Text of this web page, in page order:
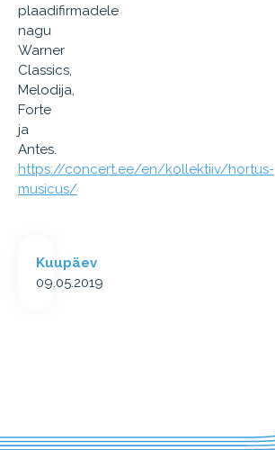
plaadifirmadele
nagu
Warner
Classics,
Melodija,
Forte
ja
Antes.
https://concert.ee/en/kollektiiv/hortus-
musicus/
Kuupäev
09.05.2019